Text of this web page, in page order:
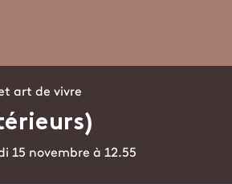
art de vivre
15 novembre à 12.55